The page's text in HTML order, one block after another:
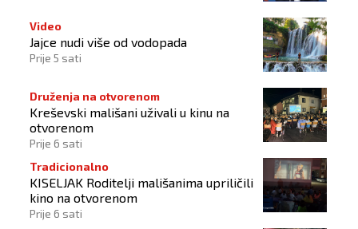
Video
Jajce nudi više od vodopada
Prije 5 sati
Druženja na otvorenom
Kreševski mališani uživali u kinu na
otvorenom
Prije 6 sati
Tradicionalno
KISELJAK Roditelji mališanima upriličili
kino na otvorenom
Prije 6 sati